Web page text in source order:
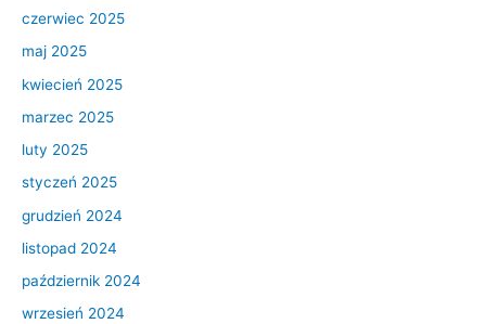
czerwiec 2025
maj 2025
kwiecień 2025
marzec 2025
luty 2025
styczeń 2025
grudzień 2024
listopad 2024
październik 2024
wrzesień 2024